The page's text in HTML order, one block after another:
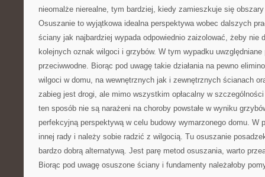
nieomalże nierealne, tym bardziej, kiedy zamieszkuje się
Osuszanie to wyjątkowa idealna perspektywa wobec dalszych
ściany jak najbardziej wypada odpowiednio zaizolować, żeby nie
kolejnych oznak wilgoci i grzybów. W tym wypadku
przeciwwodne. Biorąc pod uwagę takie działania na pewno
wilgoci w domu, na wewnętrznych jak i zewnętrznych ścianach
zabieg jest drogi, ale mimo wszystkim opłacalny w
ten sposób nie są narażeni na choroby powstałe w wyniku
perfekcyjną perspektywą w celu budowy wymarzonego domu. W
innej rady i należy sobie radzić z wilgocią. Tu osuszanie
bardzo dobrą alternatywą. Jest parę metod osuszania, warto
Biorąc pod uwagę osuszone ściany i fundamenty należałoby